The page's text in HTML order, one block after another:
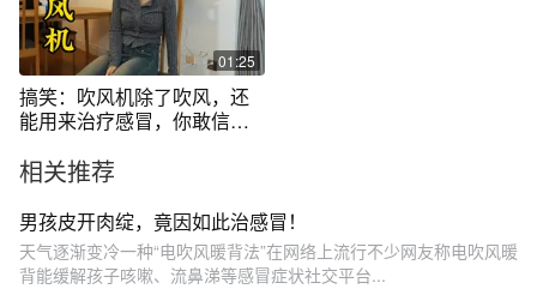
01:25
搞笑：吹风机除了吹风，还
能用来治疗感冒，你敢信
相关推荐
男孩皮开肉绽，竟因如此治感冒！
天气逐渐变冷一种“电吹风暖背法”在网络上流行不少网友称电吹风暖
背能缓解孩子咳嗽、流鼻涕等感冒症状社交平台...